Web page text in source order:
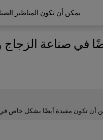
يمكن أن تكون المناظير
في صناعة الزجاج
أن تكون مفيدة أيضًا بشكل خاص